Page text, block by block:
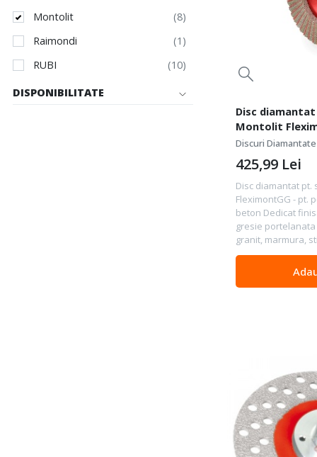
Montolit
Raimondi
RUBI
DISPONIBILITATE
Disc
Montolit
portelan,
Discuri
Disc diamantat pt.
FleximontGG - pt.
beton Dedicat
gresie
granit, marmura,
425,99 Lei